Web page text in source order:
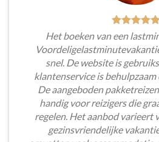
Het boeken van een
snel. De website is
klantenservice is behulpzaam
De aangeboden
handig voor reizigers die
regelen. Het aanbod varieert
gezinsvriendelijke